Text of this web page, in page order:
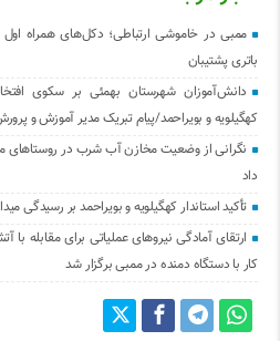
ممبی در خاموشی ارتباطی؛ دکل‌های همراه
باتری پشتیبان
دانش‌آموزان شهرستان بهمئی بر سکوی
کهگیلویه و بویراحمد/پیام تبریک مدیر آموزش و
نگرانی از وضعیت مخازن آب شرب در روستاهای
داد
تأکید استاندار کهگیلویه و بویراحمد بر رسیدگی
ارتقای آمادگی نیروهای عملیاتی برای مقابله
کار با دستگاه دمنده در ممبی برگزار شد